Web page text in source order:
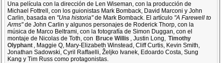
Una película con la dirección de Len Wiseman, con la producción de
Michael Fottrell, con los guionistas Mark Bomback, David Marconi y John
Carlin, basada en "Una historia"de Mark Bomback. El artículo "A Farewell to
Arms"de John Carlin y algunos personajes de Roderick Thorp, con la
música de Marco Beltrami, con la fotografía de Simon Duggan, con el
montaje de Nicolas de Toth, con Bruce Willis , Justin Long, Timothy
Olyphant , Maggie Q, Mary-Elizabeth Winstead, Cliff Curtis, Kevin Smith,
Jonathan Sadowski, Cyril Raffaelli, Željko Ivanek, Edoardo Costa, Sung
Kang y Tim Russ como protagonistas.